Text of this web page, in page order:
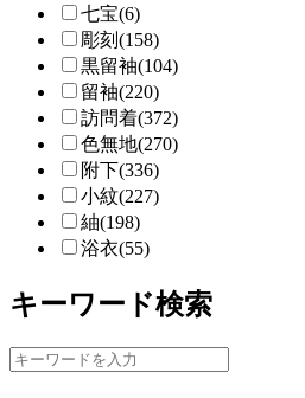
七宝(6)
彫刻(158)
黒留袖(104)
留袖(220)
訪問着(372)
色無地(270)
附下(336)
小紋(227)
紬(198)
浴衣(55)
キーワード検索